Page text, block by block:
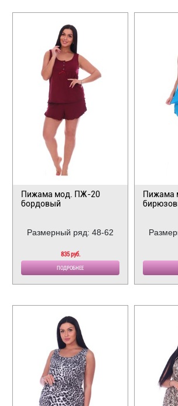
Пижама мод. ПЖ-20
бордовый
Размерный ряд: 48-62
835 руб.
ПОДРОБНЕЕ
Пижама